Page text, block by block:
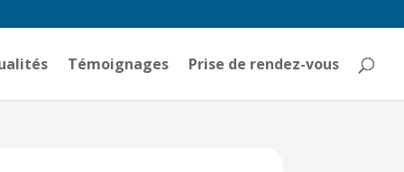
Témoignages Prise de rendez-vous